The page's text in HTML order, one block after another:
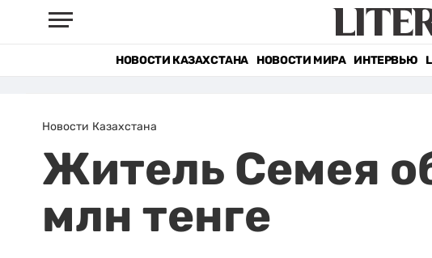
НОВОСТИ КАЗАХСТАНА НОВОСТИ МИРА ИНТЕРВЬЮ
Новости Казахстана
Житель Семея
млн тенге